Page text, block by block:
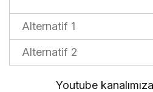
Alternatif 1
Alternatif 2
Youtube